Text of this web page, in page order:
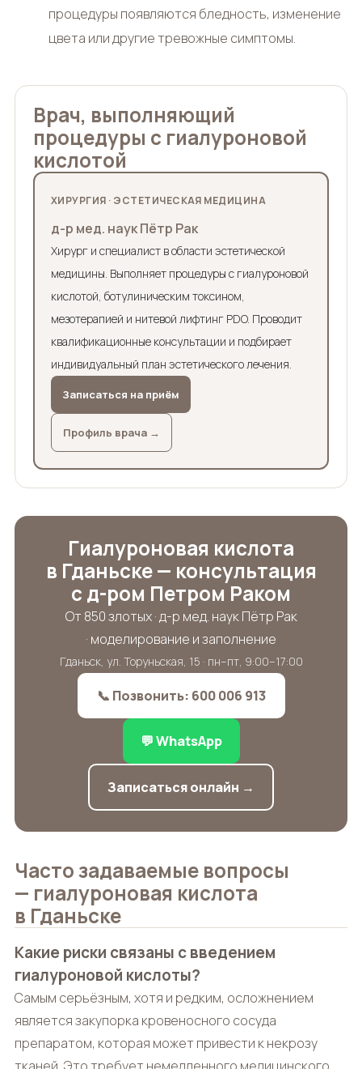
процедуры появляются бледность, изменение
цвета или другие тревожные симптомы.
Врач, выполняющий
процедуры с гиалуроновой
кислотой
ХИРУРГИЯ · ЭСТЕТИЧЕСКАЯ МЕДИЦИНА
д-р мед. наук Пётр Рак
Хирург и специалист в области эстетической
медицины. Выполняет процедуры с гиалуроновой
кислотой, ботулиническим токсином,
мезотерапией и нитевой лифтинг PDO. Проводит
квалификационные консультации и подбирает
индивидуальный план эстетического лечения.
Записаться на приём
Профиль врача →
Гиалуроновая кислота
в Гданьске — консультация
с д-ром Петром Раком
От 850 злотых · д-р мед. наук Пётр Рак
· моделирование и заполнение
Гданьск, ул. Торуньская, 15 · пн–пт, 9:00–17:00
📞 Позвонить: 600 006 913
💬 WhatsApp
Записаться онлайн →
Часто задаваемые вопросы
— гиалуроновая кислота
в Гданьске
Какие риски связаны с введением
гиалуроновой кислоты?
Самым серьёзным, хотя и редким, осложнением
является закупорка кровеносного сосуда
препаратом, которая может привести к некрозу